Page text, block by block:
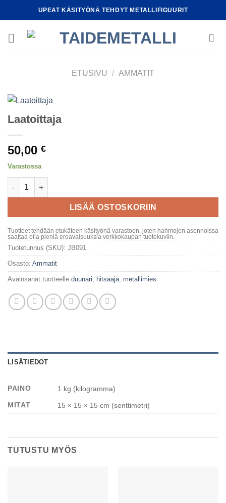
to
UPEAT KÄSITYÖNÄ TEHDYT METALLIFIGUURIT
ETUSIVU / AMMATIT
Laatoittaja
50,00 €
Varastossa
Laatoittaja määrä
LISÄÄ OSTOSKORIIN
Tuotteet tehdään etukäteen käsityönä varastoon, joten hahmojen asennoissa
saattaa olla pieniä eroavaisuuksia verkkokaupan tuotekuviin.
Tuotetunnus (SKU): JB091
Osasto: Ammatit
Avainsanat tuotteelle duunari hitsaaja metallimies
LISÄTIEDOT
PAINO
1 kg (kilogramma)
MITAT
15 × 15 × 15 cm (senttimetri)
TUTUSTU MYÖS